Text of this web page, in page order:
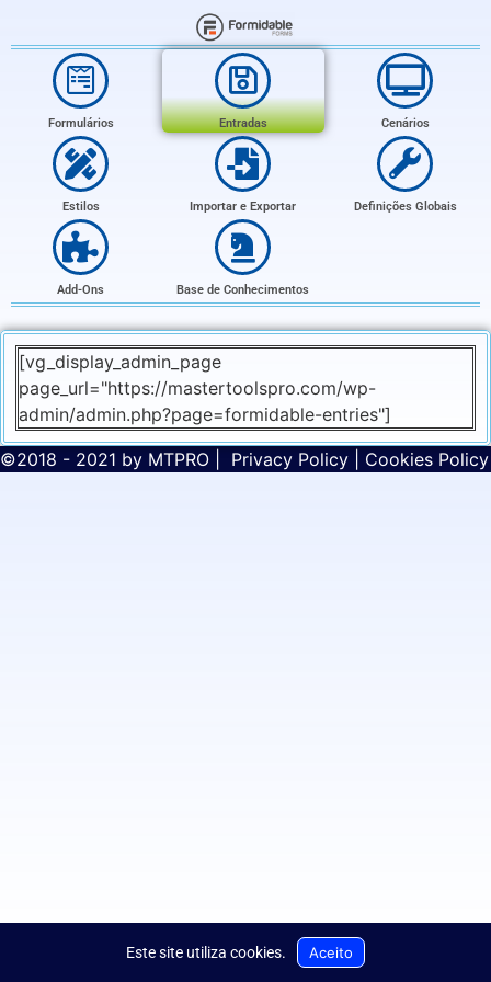
Formulários Entradas Cenários
Estilos Importar e Exportar Definições Globais
Add-Ons Base de Conhecimentos
[vg_display_admin_page
page_url="https://mastertoolspro.com/wp-
admin/admin.php?page=formidable-entries"]
©2018 - 2021 by MTPRO Privacy Policy Cookies Policy
Este site utiliza cookies. Aceito